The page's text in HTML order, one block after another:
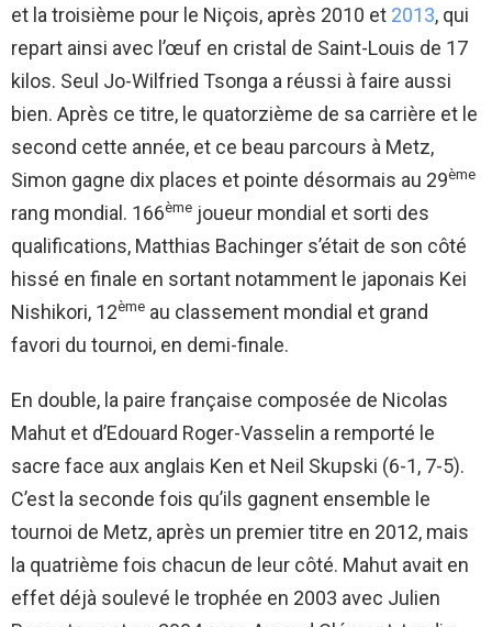
et la troisième pour le Niçois, après 2010 et 2013, qui
repart ainsi avec l’œuf en cristal de Saint-Louis de 17
kilos. Seul Jo-Wilfried Tsonga a réussi à faire aussi
bien. Après ce titre, le quatorzième de sa carrière et le
second cette année, et ce beau parcours à Metz,
Simon gagne dix places et pointe désormais au 29ème
rang mondial. 166ème joueur mondial et sorti des
qualifications, Matthias Bachinger s’était de son côté
hissé en finale en sortant notamment le japonais Kei
Nishikori, 12ème au classement mondial et grand
favori du tournoi, en demi-finale.
En double, la paire française composée de Nicolas
Mahut et d’Edouard Roger-Vasselin a remporté le
sacre face aux anglais Ken et Neil Skupski (6-1, 7-5).
C’est la seconde fois qu’ils gagnent ensemble le
tournoi de Metz, après un premier titre en 2012, mais
la quatrième fois chacun de leur côté. Mahut avait en
effet déjà soulevé le trophée en 2003 avec Julien